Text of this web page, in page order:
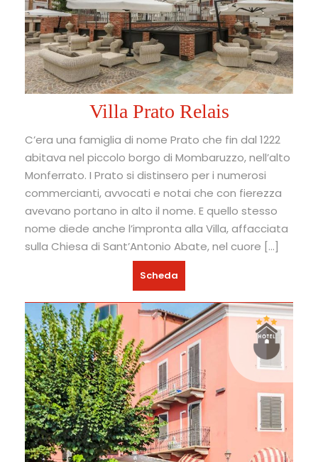
Villa Prato Relais
C’era una famiglia di nome Prato che fin dal 1222
abitava nel piccolo borgo di Mombaruzzo, nell’alto
Monferrato. I Prato si distinsero per i numerosi
commercianti, avvocati e notai che con fierezza
avevano portano in alto il nome. E quello stesso
nome diede anche l’impronta alla Villa, affacciata
sulla Chiesa di Sant’Antonio Abate, nel cuore […]
Scheda